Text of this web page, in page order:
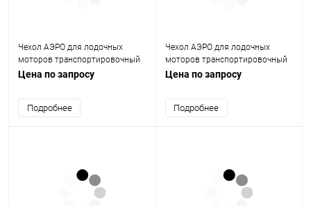
Чехол АЭРО для лодочных
моторов транспортировочный
№2 (25 - 60 л.с.)
Цена по запросу
Подробнее
Чехол АЭРО для лодочных
моторов транспортировочный
№1 (15 - 30 л.с.)
Цена по запросу
Подробнее